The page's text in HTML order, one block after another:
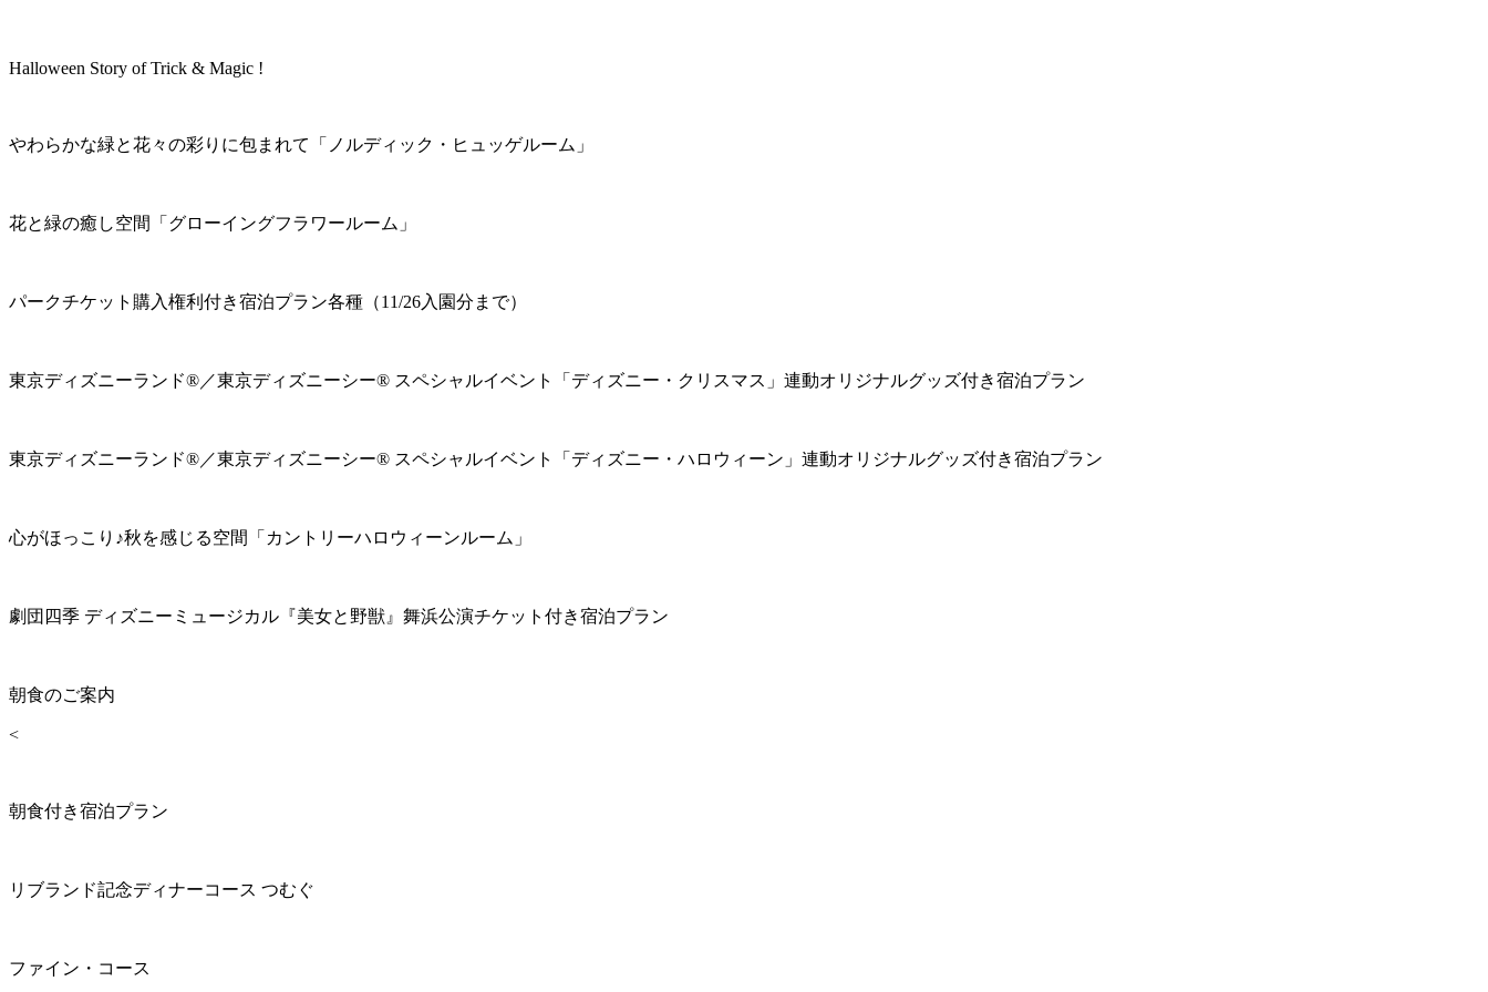
Halloween Story of Trick & Magic !
やわらかな緑と花々の彩りに包まれて「ノルディック・ヒュッゲルーム」
花と緑の癒し空間「グローイングフラワールーム」
パークチケット購入権利付き宿泊プラン各種（11/26入園分まで）
東京ディズニーランド®／東京ディズニーシー® スペシャルイベント「ディズニー・クリスマス」連動オリジナルグッズ付き宿泊プラン
東京ディズニーランド®／東京ディズニーシー® スペシャルイベント「ディズニー・ハロウィーン」連動オリジナルグッズ付き宿泊プラン
心がほっこり♪秋を感じる空間「カントリーハロウィーンルーム」
劇団四季 ディズニーミュージカル『美女と野獣』舞浜公演チケット付き宿泊プラン
朝食のご案内
<
朝食付き宿泊プラン
リブランド記念ディナーコース つむぐ
ファイン・コース